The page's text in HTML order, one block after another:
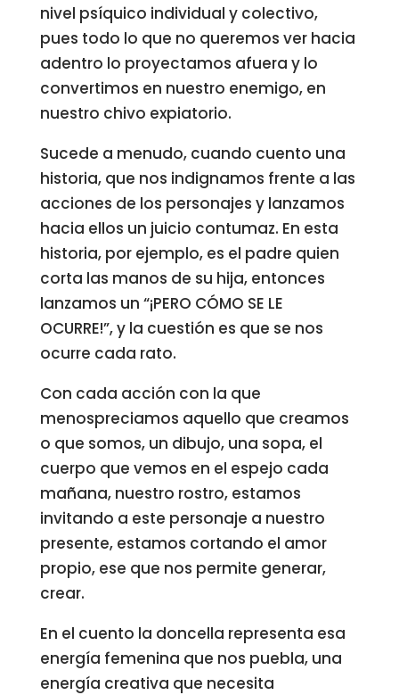
nivel psíquico individual y colectivo,
pues todo lo que no queremos ver hacia
adentro lo proyectamos afuera y lo
convertimos en nuestro enemigo, en
nuestro chivo expiatorio.
Sucede a menudo, cuando cuento una
historia, que nos indignamos frente a las
acciones de los personajes y lanzamos
hacia ellos un juicio contumaz. En esta
historia, por ejemplo, es el padre quien
corta las manos de su hija, entonces
lanzamos un “¡PERO CÓMO SE LE
OCURRE!”, y la cuestión es que se nos
ocurre cada rato.
Con cada acción con la que
menospreciamos aquello que creamos
o que somos, un dibujo, una sopa, el
cuerpo que vemos en el espejo cada
mañana, nuestro rostro, estamos
invitando a este personaje a nuestro
presente, estamos cortando el amor
propio, ese que nos permite generar,
crear.
En el cuento la doncella representa esa
energía femenina que nos puebla, una
energía creativa que necesita